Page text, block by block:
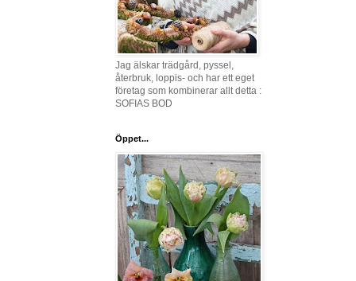
Jag älskar trädgård, pyssel,
återbruk, loppis- och har ett eget
företag som kombinerar allt detta :
SOFIAS BOD
Öppet...